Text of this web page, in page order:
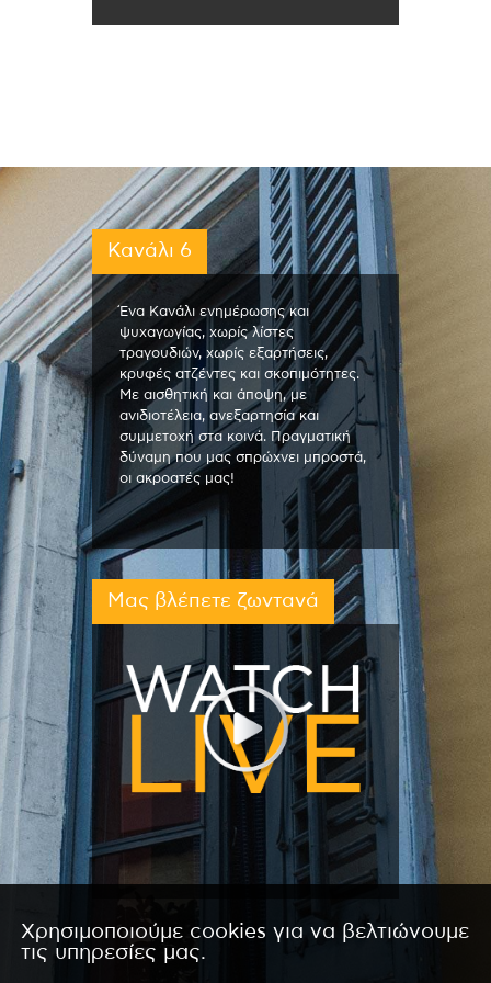
Κανάλι 6
Ένα Κανάλι ενημέρωσης και
ψυχαγωγίας, χωρίς λίστες
τραγουδιών, χωρίς εξαρτήσεις,
κρυφές ατζέντες και σκοπιμότητες.
Με αισθητική και άποψη, με
ανιδιοτέλεια, ανεξαρτησία και
συμμετοχή στα κοινά. Πραγματική
δύναμη που μας σπρώχνει μπροστά,
οι ακροατές μας!
Μας βλέπετε ζωντανά
Χρησιμοποιούμε cookies για να βελτιώνουμε
τις υπηρεσίες μας.